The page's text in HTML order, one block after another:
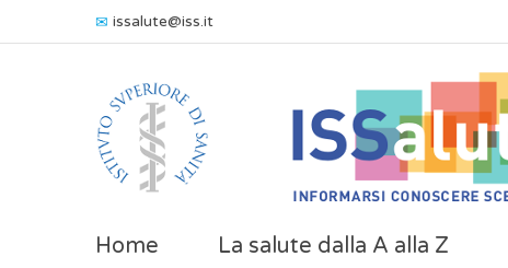
issalute@iss.it
Home La salute dalla A alla Z